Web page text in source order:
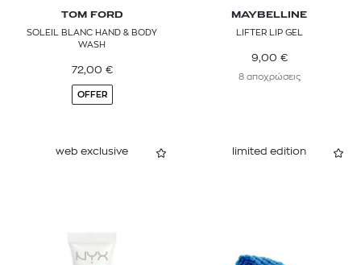
TOM FORD
SOLEIL BLANC HAND & BODY
WASH
72,00 €
OFFER
MAYBELLINE
LIFTER LIP GEL
9,00 €
8 αποχρώσεις
web exclusive limited edition